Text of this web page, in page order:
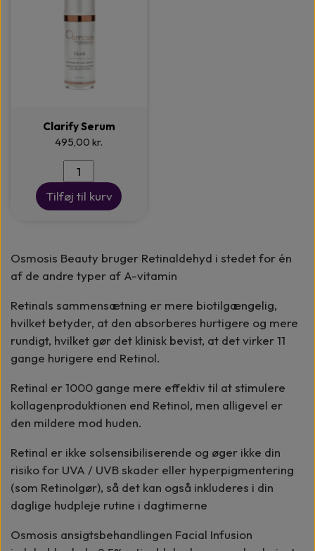
Clarify Serum
495,00 kr.
Tilføj til kurv
Osmosis Beauty bruger Retinaldehyd i stedet for én
af de andre typer af A-vitamin
Retinals sammensætning er mere biotilgængelig,
hvilket betyder, at den absorberes hurtigere og mere
rundigt, hvilket gør det klinisk bevist, at det virker 11
gange hurigere end Retinol.
Retinal er 1000 gange mere effektiv til at stimulere
kollagenproduktionen end Retinol, men alligevel er
den mildere mod huden.
Retinal er ikke solsensibiliserende og øger ikke din
risiko for UVA / UVB skader eller hyperpigmentering
(som Retinolgør), så det kan også inkluderes i din
daglige hudpleje rutine i dagtimerne
Osmosis ansigtsbehandlingen Facial Infusion